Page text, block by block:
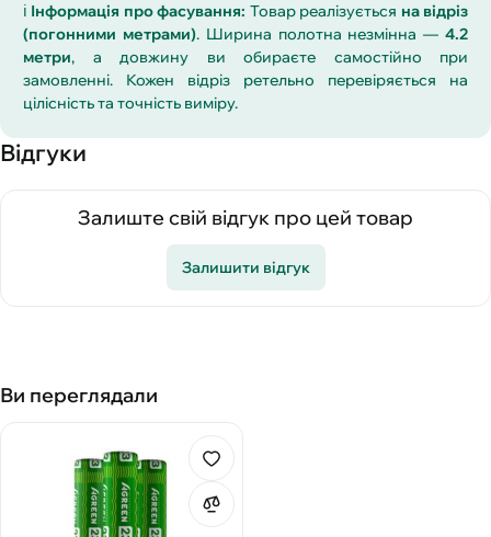
ℹ️ Інформація про фасування: Товар реалізується на відріз
(погонними метрами). Ширина полотна незмінна —4.2
метри, а довжину ви обираєте самостійно при
замовленні. Кожен відріз ретельно перевіряється на
цілісність та точність виміру.
Відгуки
Залиште свій відгук про цей товар
Залишити відгук
Ви переглядали